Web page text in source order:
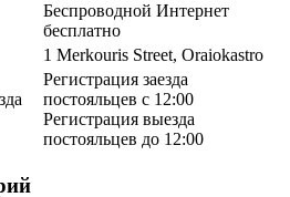
Беспроводной Интернет
бесплатно
1 Merkouris Street, Oraiokastro
Регистрация заезда
постояльцев с 12:00
Регистрация выезда
постояльцев до 12:00